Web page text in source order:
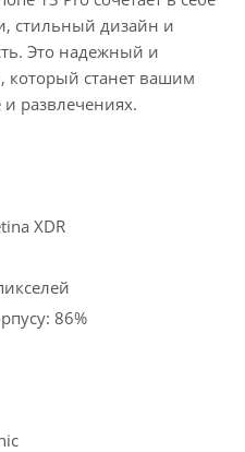
стильный дизайн и
Это надежный и
станет вашим
развлечениях.
XDR
86%